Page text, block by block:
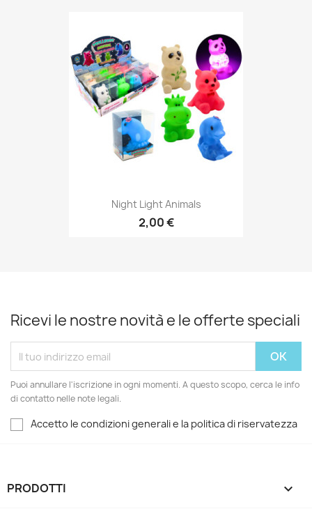
Night Light Animals
2,00 €
Ricevi le nostre novità e le offerte speciali
Puoi annullare l'iscrizione in ogni momenti. A questo scopo, cerca le info
di contatto nelle note legali.
Accetto le condizioni generali e la politica di riservatezza
PRODOTTI 